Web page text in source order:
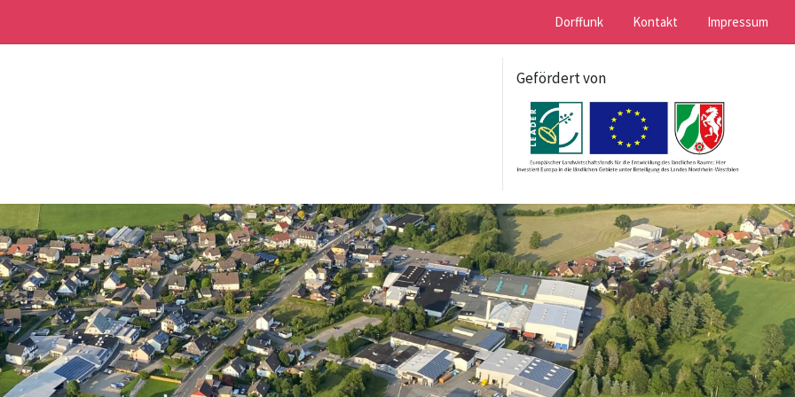
Dorffunk Kontakt Impressum
Gefördert von